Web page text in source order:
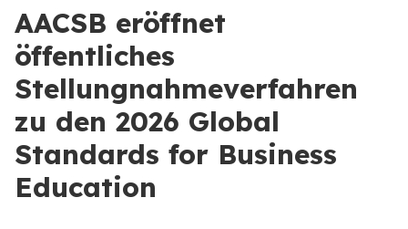
AACSB eröffnet
öffentliches
Stellungnahmeverfahren
zu den 2026 Global
Standards for Business
Education